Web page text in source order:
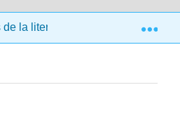
la literatura (Ringo y Kashyap)